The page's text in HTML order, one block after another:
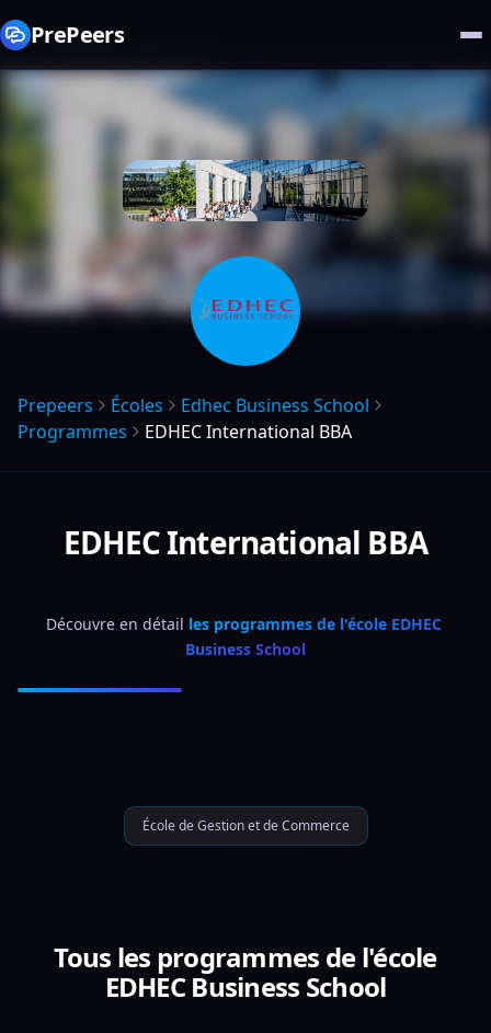
PrePeers
Prepeers Écoles
Edhec Business School
Programmes
EDHEC International BBA
EDHEC International BBA
Découvre en détail les programmes de l'école EDHEC
Business School
École de Gestion et de Commerce
Tous les programmes de l'école
EDHEC Business School